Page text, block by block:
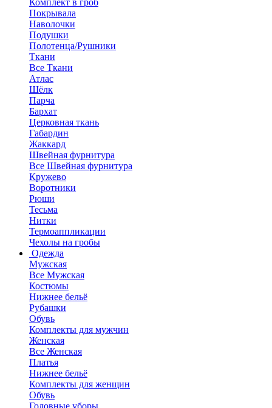
Комплект в гроб
Покрывала
Наволочки
Подушки
Полотенца/Рушники
Ткани
Все Ткани
Атлас
Шёлк
Парча
Бархат
Церковная ткань
Габардин
Жаккард
Швейная фурнитура
Все Швейная фурнитура
Кружево
Воротники
Рюши
Тесьма
Нитки
Термоаппликации
Чехолы на гробы
Одежда
Мужская
Все Мужская
Костюмы
Нижнее бельё
Рубашки
Обувь
Комплекты для мужчин
Женская
Все Женская
Платья
Нижнее бельё
Комплекты для женщин
Обувь
Головные уборы